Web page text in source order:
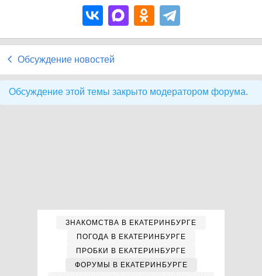
Обсуждение новостей
Обсуждение этой темы закрыто модератором форума.
ЗНАКОМСТВА В ЕКАТЕРИНБУРГЕ
ПОГОДА В ЕКАТЕРИНБУРГЕ
ПРОБКИ В ЕКАТЕРИНБУРГЕ
ФОРУМЫ В ЕКАТЕРИНБУРГЕ